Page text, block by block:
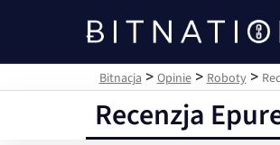
Bitnacja
Bitnacja >Opinie>Roboty>
Recenzja